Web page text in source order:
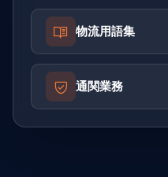
物流用語集
通関業務